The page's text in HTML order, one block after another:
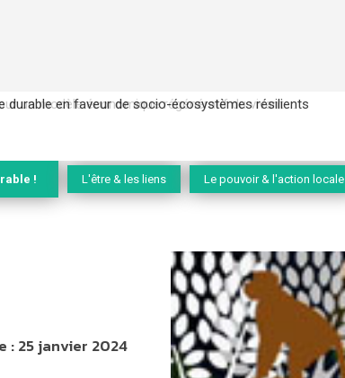
un modèle économique régénératif du vivant …
! L'être & les liens Le pouvoir & l'action locale
:25 janvier 2024